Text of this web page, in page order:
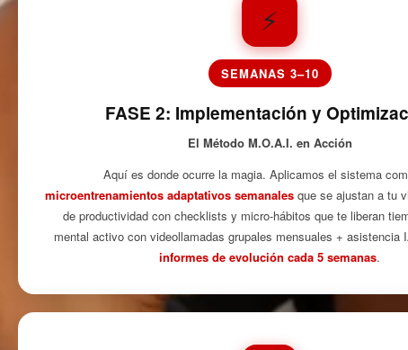
⚡
SEMANAS 3–10
FASE 2: Implementación y
El Método M.O.A.I. en Acción
Aquí es donde ocurre la magia. Aplicamos el sistema
microentrenamientos adaptativos semanales que se ajustan a tu
de productividad con checklists y micro-hábitos que te liberan
mental activo con videollamadas grupales mensuales + asistencia
informes de evolución cada 5 semanas.